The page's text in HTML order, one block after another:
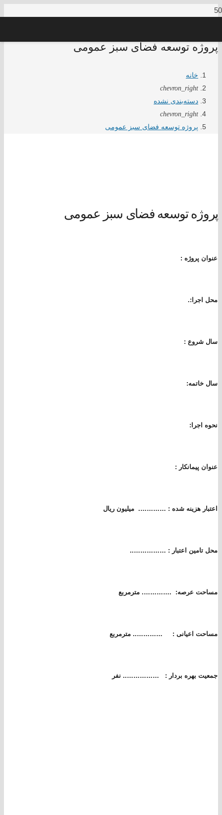
پروژه توسعه فضای سبز عمومی
خانه
chevron_right
دسته‌بندی نشده
chevron_right
پروژه توسعه فضای سبز عمومی
پروژه توسعه فضای سبز عمومی
عنوان پروژه :
محل اجرا:.
سال شروع :
سال خاتمه:
نحوه اجرا:
عنوان پیمانکار :
اعتبار هزینه شده : …………. میلیون ریال
محل تامین اعتبار : ……………..
مساحت عرصه: .…………. مترمربع
مساحت اعیانی : ………….. مترمربع
جمعیت بهره بردار : …………….. نفر